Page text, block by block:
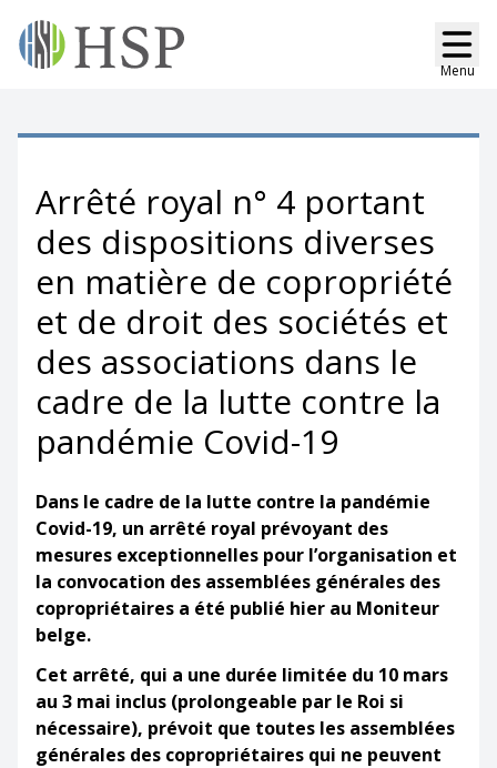
Menu
Arrêté royal n° 4 portant
des dispositions diverses
en matière de copropriété
et de droit des sociétés et
des associations dans le
cadre de la lutte contre la
pandémie Covid-19
Dans le cadre de la lutte contre la pandémie
Covid-19, un arrêté royal prévoyant des
mesures exceptionnelles pour l’organisation et
la convocation des assemblées générales des
copropriétaires a été publié hier au Moniteur
belge.
Cet arrêté, qui a une durée limitée du 10 mars
au 3 mai inclus (prolongeable par le Roi si
nécessaire), prévoit que toutes les assemblées
générales des copropriétaires qui ne peuvent